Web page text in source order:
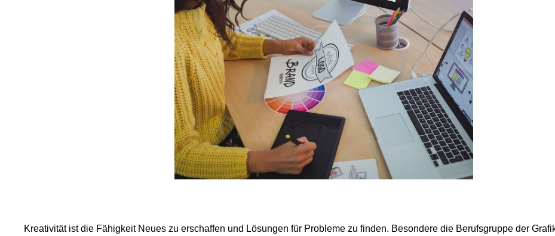
Kreativität ist die Fähigkeit Neues zu erschaffen und Lösungen für Probleme zu finden. Besondere die Berufsgruppe der